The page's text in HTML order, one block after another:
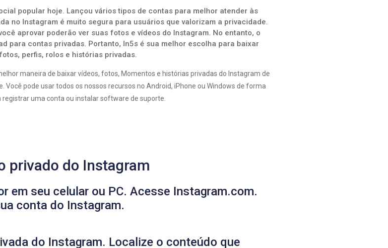
popular hoje. Lançou vários tipos de contas para melhor atender às
no Instagram é muito segura para usuários que valorizam a privacidade.
aprovar poderão ver suas fotos e vídeos do Instagram. No entanto, o
para contas privadas. Portanto, In5s é sua melhor escolha para baixar
perfis, rolos e histórias privadas.
maneira de baixar vídeos, fotos, Momentos e histórias privadas do Instagram de
Você pode usar todos os nossos recursos no Android, iPhone ou Windows de forma
registrar uma conta ou instalar software de suporte.
privado do Instagram
em seu celular ou PC. Acesse Instagram.com.
conta do Instagram.
do Instagram. Localize o conteúdo que